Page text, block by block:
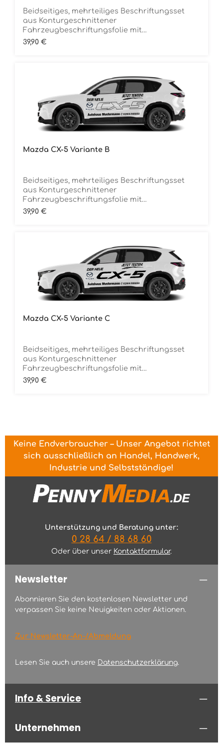
Beidseitiges, mehrteiliges Beschriftungsset
aus Konturgeschnittener
Fahrzeugbeschriftungsfolie mit
ÜbertragungstapeDie Folie ist Rückstandsfrei
Regulärer Preis:
39,90 €
Mazda CX-5 Variante B
Beidseitiges, mehrteiliges Beschriftungsset
aus Konturgeschnittener
Fahrzeugbeschriftungsfolie mit
ÜbertragungstapeDie Folie ist Rückstandsfrei
entfernbar
Regulärer Preis:
39,90 €
Mazda CX-5 Variante C
Beidseitiges, mehrteiliges Beschriftungsset
aus Konturgeschnittener
Fahrzeugbeschriftungsfolie mit
ÜbertragungstapeDie Folie ist Rückstandsfrei
Regulärer Preis:
39,90 €
Keine Endverbraucher – Unser Angebot richtet
sich ausschließlich an Handel, Handwerk,
Industrie und Selbstständige!
Unterstützung und Beratung unter:
0 28 64 / 88 68 60
Oder über unser Kontaktformular.
Newsletter
Abonnieren Sie den kostenlosen Newsletter und
verpassen Sie keine Neuigkeiten oder Aktionen.
Zur Newsletter-An-/Abmeldung
Lesen Sie auch unsere Datenschutzerklärung.
Info & Service
Unternehmen